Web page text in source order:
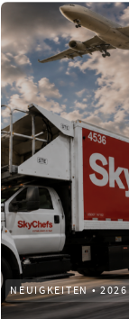
NEUIGKEITEN•2026